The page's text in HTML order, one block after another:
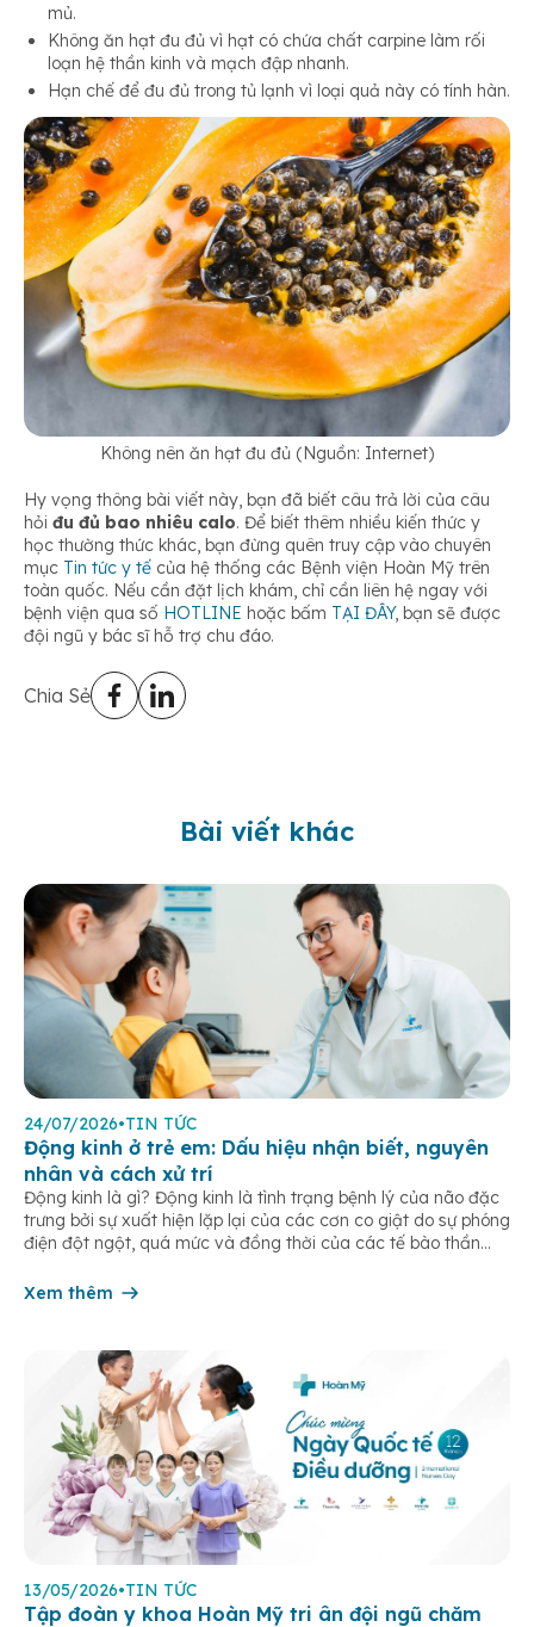
mủ.
Không ăn hạt đu đủ vì hạt có chứa chất carpine làm rối
loạn hệ thần kinh và mạch đập nhanh.
Hạn chế để đu đủ trong tủ lạnh vì loại quả này có tính hàn.
Không nên ăn hạt đu đủ (Nguồn: Internet)
Hy vọng thông bài viết này, bạn đã biết câu trả lời của câu
hỏi đu đủ bao nhiêu calo. Để biết thêm nhiều kiến thức y
học thường thức khác, bạn đừng quên truy cập vào chuyên
mục Tin tức y tế của hệ thống các Bệnh viện Hoàn Mỹ trên
toàn quốc. Nếu cần đặt lịch khám, chỉ cần liên hệ ngay với
bệnh viện qua số HOTLINE hoặc bấm TẠI ĐÂY, bạn sẽ được
đội ngũ y bác sĩ hỗ trợ chu đáo.
Chia Sẻ
Bài viết khác
24/07/2026•TIN TỨC
Động kinh ở trẻ em: Dấu hiệu nhận biết, nguyên
nhân và cách xử trí
Động kinh là gì? Động kinh là tình trạng bệnh lý của não đặc
trưng bởi sự xuất hiện lặp lại của các cơn co giật do sự phóng
điện đột ngột, quá mức và đồng thời của các tế bào thần
Xem thêm
13/05/2026•TIN TỨC
Tập đoàn y khoa Hoàn Mỹ tri ân đội ngũ chăm